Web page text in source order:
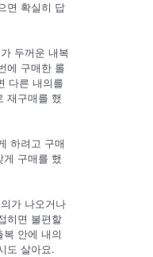
면 확실히 답
두꺼운 내복
에 구매한 롤
다른 내의를
재구매를 했
하려고 구매
구매를 했
가 나오거나
히면 불편할
안에 내의
도 살아요.